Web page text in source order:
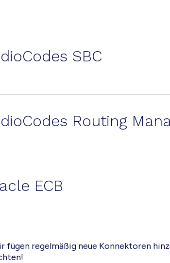
SBC
Routing
ECB
fügen regelmäßig neue Konnektoren